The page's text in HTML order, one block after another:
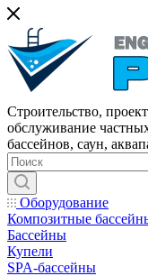
Строительство,
обслуживание
бассейнов, саун,
Оборудование
Композитные
Бассейны
Купели
SPA-бассейны